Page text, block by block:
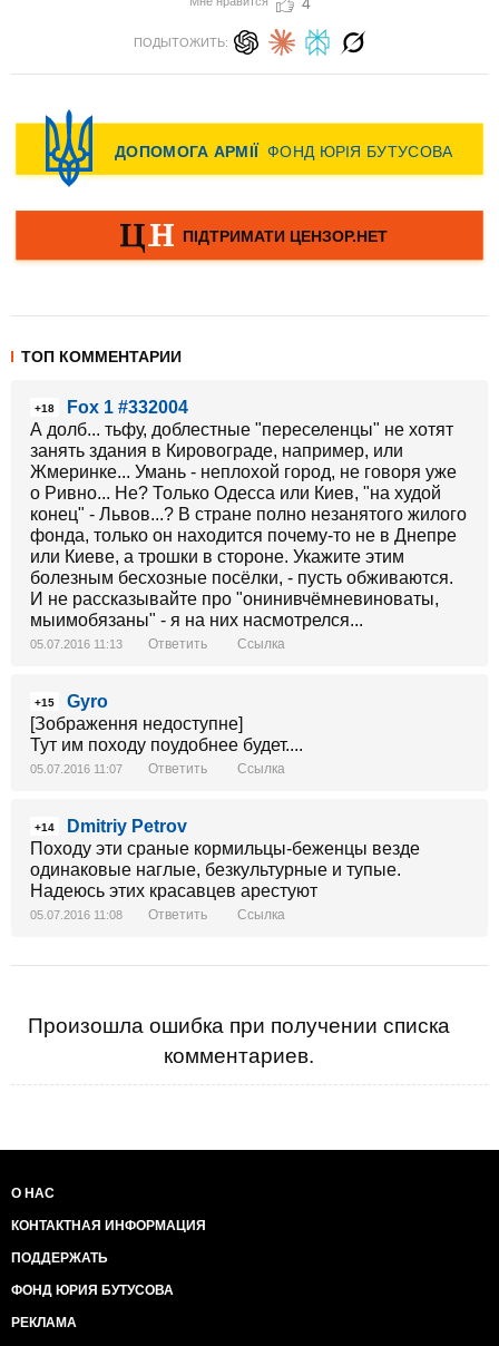
ПОДЫТОЖИТЬ:
ТОП КОММЕНТАРИИ
+18
Fox 1 #332004
А долб... тьфу, доблестные "переселенцы" не хотят
занять здания в Кировограде, например, или
Жмеринке... Умань - неплохой город, не говоря уже
о Ривно... Не? Только Одесса или Киев, "на худой
конец" - Львов...? В стране полно незанятого жилого
фонда, только он находится почему-то не в Днепре
или Киеве, а трошки в стороне. Укажите этим
болезным бесхозные посёлки, - пусть обживаются.
И не рассказывайте про "онинивчёмневиноваты,
мыимобязаны" - я на них насмотрелся...
05.07.2016 11:13 Ответить Ссылка
+15
Gyro
[Зображення недоступне]
Тут им походу поудобнее будет....
05.07.2016 11:07 Ответить Ссылка
+14
Dmitriy Petrov
Походу эти сраные кормильцы-беженцы везде
одинаковые наглые, безкультурные и тупые.
Надеюсь этих красавцев арестуют
05.07.2016 11:08 Ответить Ссылка
Произошла ошибка при получении списка
комментариев.
О НАС
КОНТАКТНАЯ ИНФОРМАЦИЯ
ПОДДЕРЖАТЬ
ФОНД ЮРИЯ БУТУСОВА
РЕКЛАМА